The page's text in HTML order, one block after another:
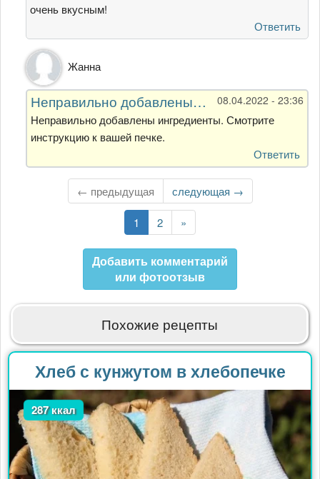
очень вкусным!
Ответить
Ответ
на
Специально
сделаю
второй
раз
Гость
Жанна
08.04.2022 - 23:36
Неправильно добавлены…
Неправильно добавлены ингредиенты. Смотрите
инструкцию к вашей печке.
Ответить
← предыдущая
Следующая
страница
следующая →
Текущая
страница
1 Страница
2
Последняя
страница
»
Добавить комментарий
или фотоотзыв
Похожие рецепты
Хлеб с кунжутом в хлебопечке
287 ккал